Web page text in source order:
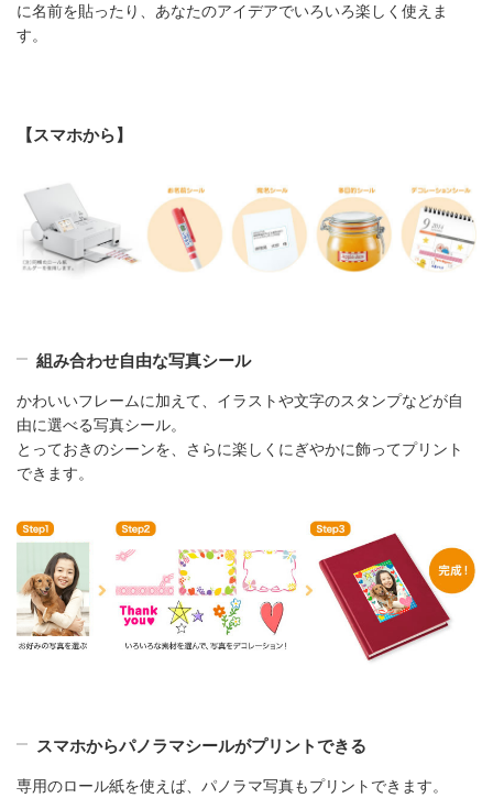
に名前を貼ったり、あなたのアイデアでいろいろ楽しく使えま
す。
【スマホから】
組み合わせ自由な写真シール
かわいいフレームに加えて、イラストや文字のスタンプなどが自
由に選べる写真シール。
とっておきのシーンを、さらに楽しくにぎやかに飾ってプリント
できます。
スマホからパノラマシールがプリントできる
専用のロール紙を使えば、パノラマ写真もプリントできます。